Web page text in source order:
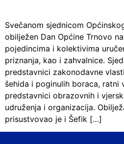
Svečanom sjednicom
obilježen Dan Općine Trnovo
pojedincima i kolektivima
priznanja, kao i zahvalnice.
predstavnici zakonodavne
šehida i poginulih boraca, ratni
predstavnici obrazovnih i
udruženja i organizacija.
prisustvovao je i Šefik […]